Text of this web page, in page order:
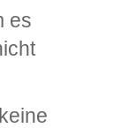
es